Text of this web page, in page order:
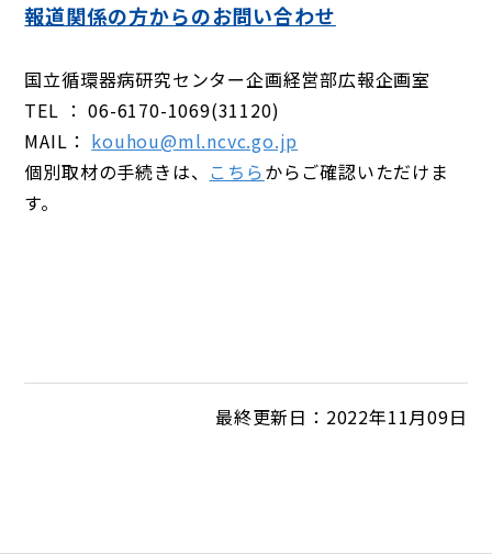
報道関係の方からのお問い合わせ
国立循環器病研究センター企画経営部広報企画室
TEL ： 06-6170-1069(31120)
MAIL： kouhou@ml.ncvc.go.jp
個別取材の手続きは、 こちらからご確認いただけま
す。
最終更新日：2022年11月09日